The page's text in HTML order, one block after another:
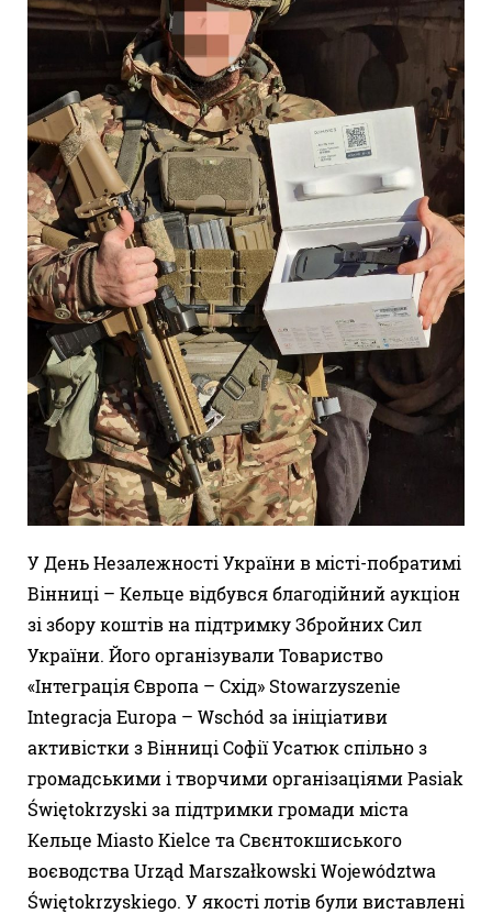
У День Незалежності України в місті-побратимі
Вінниці – Кельце відбувся благодійний аукціон
зі збору коштів на підтримку Збройних Сил
України. Його організували Товариство
«Інтеграція Європа – Схід» Stowarzyszenie
Integracja Europa – Wschód за ініціативи
активістки з Вінниці Софії Усатюк спільно з
громадськими і творчими організаціями Pasiak
Świętokrzyski за підтримки громади міста
Кельце Miasto Kielce та Свєнтокшиського
воєводства Urząd Marszałkowski Województwa
Świętokrzyskiego. У якості лотів були виставлені